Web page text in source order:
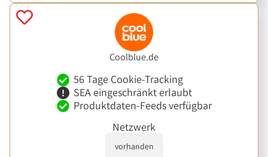
Coolblue.de
56 Tage Cookie-Tracking
SEA eingeschränkt erlaubt
Produktdaten-Feeds verfügbar
Netzwerk
vorhanden